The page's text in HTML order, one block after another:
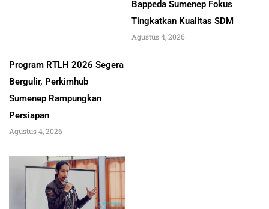
Program RTLH 2026 Segera
Bergulir, Perkimhub
Sumenep Rampungkan
Persiapan
Agustus 4, 2026
Bappeda Sumenep Fokus
Tingkatkan Kualitas SDM
Agustus 4, 2026